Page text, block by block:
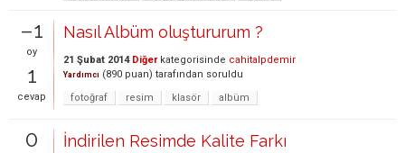
–1
oy
1
cevap
Nasıl Albüm oluştururum ?
21 Şubat 2014 Diğerkategorisinde cahitalpdemir
Yardımcı (890 puan) tarafından soruldu
fotoğraf
resim klasör albüm
0 İndirilen Resimde Kalite Farkı